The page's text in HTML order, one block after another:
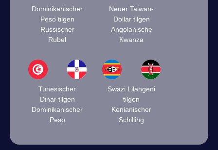
Dominikanischer
Peso tilgen
Russischer
Rubel
Neuer Taiwan-
Dollar tilgen
Angolanische
Kwanza
Tunesischer
Dinar tilgen
Dominikanischer
Peso
Swazi Lilangeni
tilgen
Kenianischer
Schilling